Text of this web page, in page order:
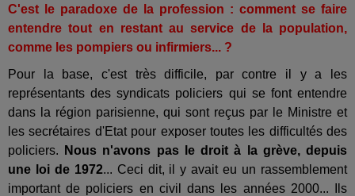
C'est le paradoxe de la profession : comment se faire
entendre tout en restant au service de la population,
comme les pompiers ou infirmiers... ?
Pour la base, c'est très difficile, par contre il y a les
représentants des syndicats policiers qui se font entendre
dans la région parisienne, qui sont reçus par le Ministre et
les secrétaires d'Etat pour exposer toutes les difficultés des
policiers.
Nous n'avons pas le droit à la grève, depuis
une loi de 1972... Ceci dit, il y avait eu un rassemblement
important de policiers en civil dans les années 2000... Ils